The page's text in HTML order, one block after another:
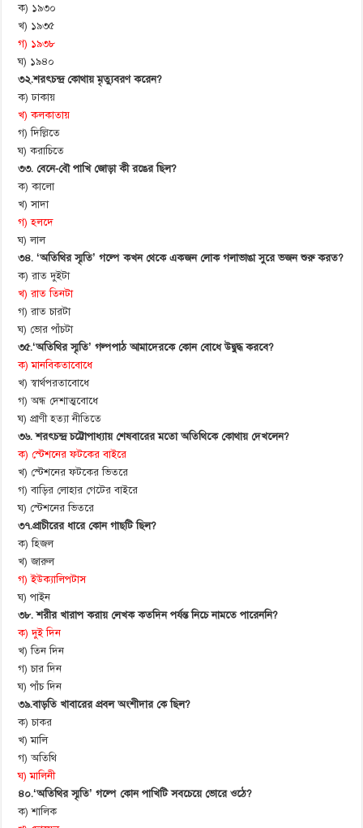
ক) ১৯৩০
খ) ১৯৩৫
গ) ১৯৩৮
ঘ) ১৯৪০
৩২.শরৎচন্দ্র কোথায় মৃত্যুবরণ করেন?
ক) ঢাকায়
খ) কলকাতায়
গ) দিল্লিতে
ঘ) করাচিতে
৩৩. বেনে-বৌ পাখি জোড়া কী রঙের ছিল?
ক) কালো
খ) সাদা
গ) হলদে
ঘ) লাল
৩৪. ‘অতিথির স্মৃতি’ গল্পে কখন থেকে একজন লোক গলাভাঙা সুরে ভজন শুরু করত?
ক) রাত দুইটা
খ) রাত তিনটা
গ) রাত চারটা
ঘ) ভোর পাঁচটা
৩৫.‘অতিথির স্মৃতি’ গল্পপাঠ আমাদেরকে কোন বোধে উদ্বুদ্ধ করবে?
ক) মানবিকতাবোধে
খ) স্বার্থপরতাবোধে
গ) অন্ধ দেশাত্মবোধে
ঘ) প্রাণী হত্যা নীতিতে
৩৬. শরৎচন্দ্র চট্টোপাধ্যায় শেষবারের মতো অতিথিকে কোথায় দেখলেন?
ক) স্টেশনের ফটকের বাইরে
খ) স্টেশনের ফটকের ভিতরে
গ) বাড়ির লোহার গেটের বাইরে
ঘ) স্টেশনের ভিতরে
৩৭.প্রাচীরের ধারে কোন গাছটি ছিল?
ক) হিজল
খ) জারুল
গ) ইউক্যালিপটাস
ঘ) পাইন
৩৮. শরীর খারাপ করায় লেখক কতদিন পর্যন্ত নিচে নামতে পারেননি?
ক) দুই দিন
খ) তিন দিন
গ) চার দিন
ঘ) পাঁচ দিন
৩৯.বাড়তি খাবারের প্রবল অংশীদার কে ছিল?
ক) চাকর
খ) মালি
গ) অতিথি
ঘ) মালিনী
৪০.‘অতিথির স্মৃতি’ গল্পে কোন পাখিটি সবচেয়ে ভোরে ওঠে?
ক) শালিক